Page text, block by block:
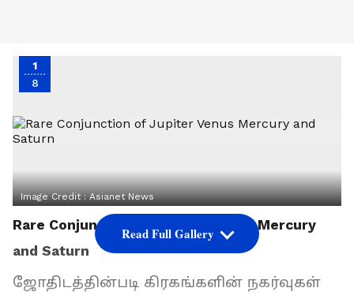
1
8
Image Credit :Asianet News
Rare Conjunction of Jupiter Venus Mercury
and Saturn
ஜோதிடத்தின்படி கிரகங்களின் நகர்வுகள்
Read Full Gallery